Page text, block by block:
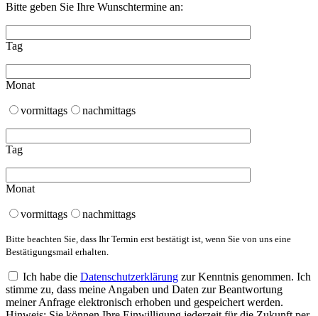
Bitte geben Sie Ihre Wunschtermine an:
Tag
Monat
vormittags nachmittags
Tag
Monat
vormittags nachmittags
Bitte beachten Sie, dass Ihr Termin erst bestätigt ist, wenn Sie von uns eine
Bestätigungsmail erhalten.
Ich habe die Datenschutzerklärung zur Kenntnis genommen. Ich
stimme zu, dass meine Angaben und Daten zur Beantwortung
meiner Anfrage elektronisch erhoben und gespeichert werden.